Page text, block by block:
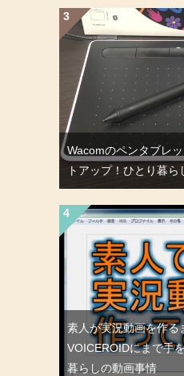
Wacomのペンタブレ
トアップ！ひとり暮
素人が実況動画を作る
VOICEROIDにまで手
暮らしの動画事情